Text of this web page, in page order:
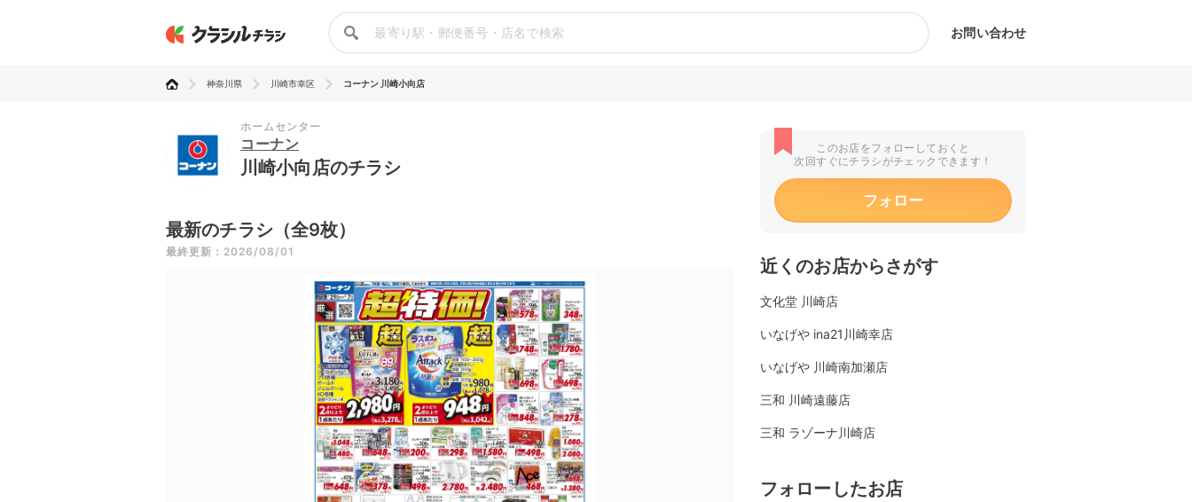
お問い合わせ
神奈川県 川崎市幸区 コーナン 川崎小向店
ホームセンター
コーナン
川崎小向店のチラシ
最新のチラシ（全9枚）
最終更新：2026/08/01
このお店をフォローしておくと
次回すぐにチラシがチェックできます！
フォロー
近くのお店からさがす
文化堂 川崎店
いなげや ina21川崎幸店
いなげや 川崎南加瀬店
三和 川崎遠藤店
三和 ラゾーナ川崎店
フォローしたお店